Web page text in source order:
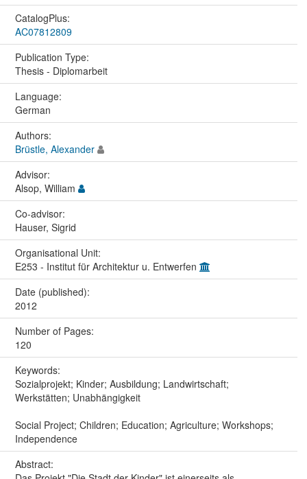
CatalogPlus:
AC07812809
Publication Type:
Thesis - Diplomarbeit
Language:
German
Authors:
Brüstle, Alexander
Advisor:
Alsop, William
Co-advisor:
Hauser, Sigrid
Organisational Unit:
E253 - Institut für Architektur u. Entwerfen
Date (published):
2012
Number of Pages:
120
Keywords:
Sozialprojekt; Kinder; Ausbildung; Landwirtschaft;
Werkstätten; Unabhängigkeit
Social Project; Children; Education; Agriculture; Workshops;
Independence
Abstract: